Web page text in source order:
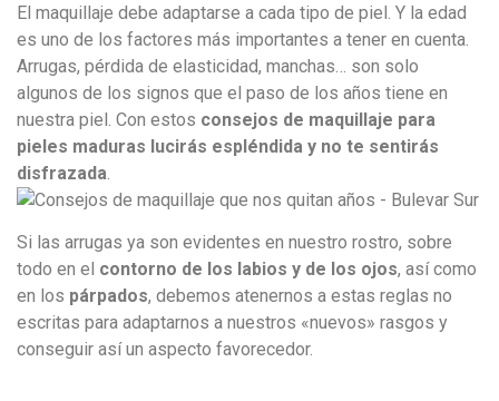
El maquillaje debe adaptarse a cada tipo de piel. Y la edad
es uno de los factores más importantes a tener en cuenta.
Arrugas, pérdida de elasticidad, manchas… son solo
algunos de los signos que el paso de los años tiene en
nuestra piel. Con estos consejos de maquillaje para
pieles maduras lucirás espléndida y no te sentirás
disfrazada
Si las arrugas ya son evidentes en nuestro rostro, sobre
todo en el contorno de los labios y de los ojos, así como
en los párpados, debemos atenernos a estas reglas no
escritas para adaptarnos a nuestros «nuevos» rasgos y
conseguir así un aspecto favorecedor.